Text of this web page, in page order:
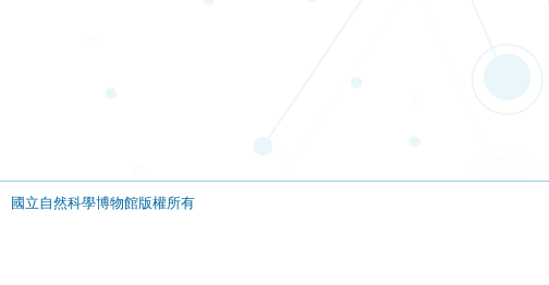
國立自然科學博物館版權所有